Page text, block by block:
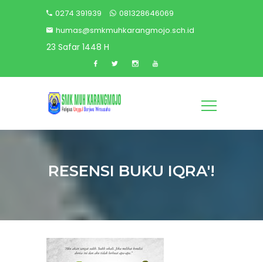
0274 391939
081328646069
humas@smkmuhkarangmojo.sch.id
23 Safar 1448 H
RESENSI BUKU IQRA'!